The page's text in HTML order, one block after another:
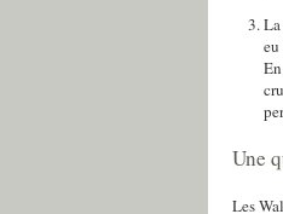
Une
Les